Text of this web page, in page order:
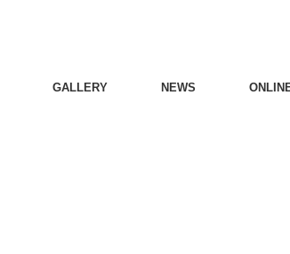
GALLERY NEWS